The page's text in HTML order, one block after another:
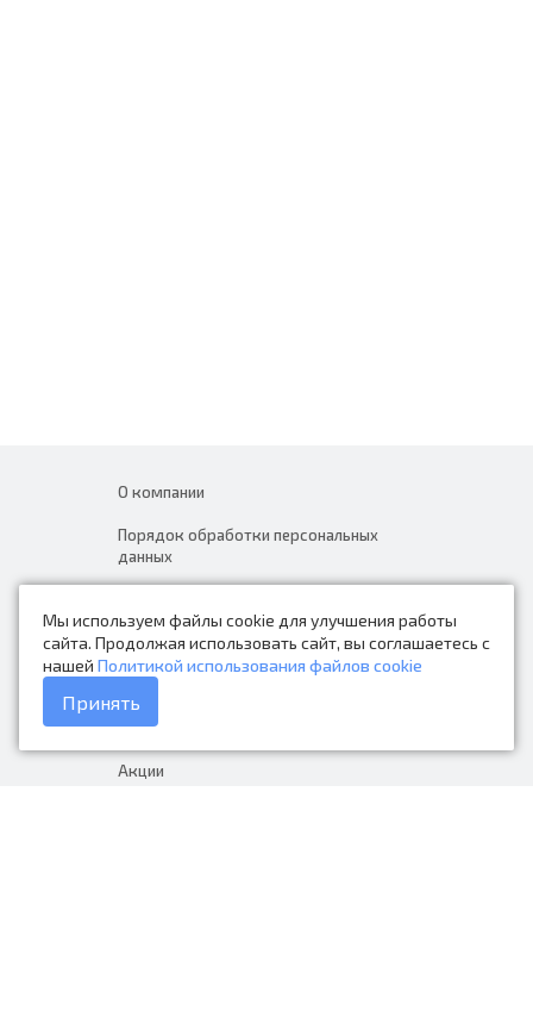
Мы используем файлы cookie для улучшения работы
сайта. Продолжая использовать сайт, вы соглашаетесь с
нашей Политикой использования файлов cookie
Принять
О компании
Порядок обработки персональных
данных
Контакты
Каталог товаров
Доставка и оплата
Акции